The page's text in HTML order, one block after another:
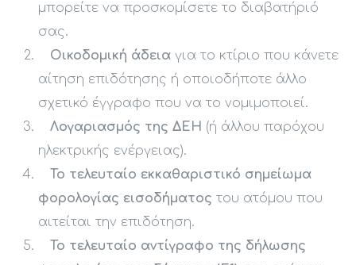
μπορείτε να προσκομίσετε το διαβατήριό
σας.
Οικοδομική άδεια για το κτίριο που κάνετε
αίτηση επιδότησης ή οποιοδήποτε άλλο
σχετικό έγγραφο που να το νομιμοποιεί.
Λογαριασμός της ΔΕΗ (ή άλλου παρόχου
ηλεκτρικής ενέργειας).
Το τελευταίο εκκαθαριστικό σημείωμα
φορολογίας εισοδήματος του ατόμου που
αιτείται την επιδότηση.
Το τελευταίο αντίγραφο της δήλωσης